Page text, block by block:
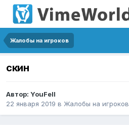
Жалобы на игроков
скин
Автор: YouFell
22 января 2019 в Жалобы на игроков